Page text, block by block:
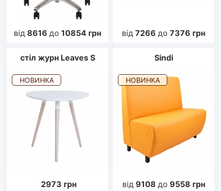
від 8616 до 10854 грн від 7266 до 7376 грн
стіл журн Leaves S
НОВИНКА
2973 грн
Sindi
НОВИНКА
від 9108 до 9558 грн